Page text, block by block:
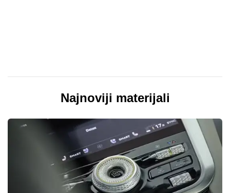
Najnoviji materijali